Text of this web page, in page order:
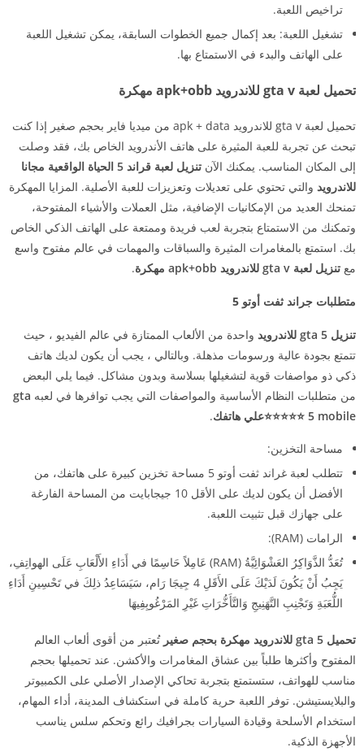
تراخيص اللعبة.
تشغيل اللعبة: بعد إكمال جميع الخطوات السابقة، يمكن تشغيل اللعبة
على الهاتف والبدء في الاستمتاع بها.
تحميل لعبة gta v للاندرويد apk+obb مهكرة
تحميل لعبة gta v للاندرويد apk + data من ميديا فاير بحجم صغير إذا كنت
تبحث عن تجربة للعبة المثيرة على هاتف الأندرويد الخاص بك، فقد وصلت
إلى المكان المناسب. يمكنك الآن تنزيل لعبة قراند 5 الحياة الواقعية مجانا
للاندرويد والتي تحتوي على تعديلات وتعزيزات للعبة الأصلية. المزايا المهكرة
تمنحك العديد من الإمكانيات الإضافية، مثل العملات والأشياء المفتوحة،
وتمكنك من الاستمتاع بتجربة لعب فريدة وممتعة على الهاتف الذكي الخاص
بك. استمتع بالمغامرات المثيرة والسباقات والمهمات في عالم مفتوح واسع
مع تنزيل لعبة gta v للاندرويد apk+obb مهكرة .
متطلبات جراند ثفت أوتو 5
تنزيل gta 5 للاندرويد
واحدة من الألعاب الممتازة في عالم الفيديو ، حيث
تتمتع بجودة عالية ورسومات مذهلة. وبالتالي ، يجب أن يكون لديك هاتف
ذكي ذو مواصفات قوية لتشغيلها بسلاسة وبدون مشاكل. فيما يلي البعض
من متطلبات النظام الأساسية والمواصفات التي يجب توافرها في لعبه gta
5 mobile ⭐⭐⭐⭐⭐علي هاتفك
.
مساحة التخزين:
تتطلب لعبة غراند ثفت أوتو 5 مساحة تخزين كبيرة على هاتفك، من
الأفضل أن يكون لديك على الأقل 10 جيجابايت من المساحة الفارغة
على جهازك قبل تثبيت اللعبة.
الرامات (RAM):
تُعَدُّ الذَّوَاكِرُ العَشْوَائِيَّةُ (RAM) عَامِلاً حَاسِمًا في أَدَاءِ الأَلْعَابِ عَلَى الهواتِفِ،
يَجِبُ أَنْ يَكُونَ لَدَيْكَ عَلَى الأَقَلِ 4 جِيجَا رَام، سَيَسَاعِدُ ذلِكَ في تَحْسِينِ أَدَاءِ
اللُّعَبَةِ وَتَجْنِبِ التَّهَنِيجِ وَالتَّأَخُّرَاتِ غَيْرِ المَرْغُوبِفِيهَا
تحميل gta 5 للاندرويد مهكرة بحجم صغير
تُعتبر من أقوى ألعاب العالم
المفتوح وأكثرها طلباً بين عشاق المغامرات والأكشن. عند تحميلها بحجم
مناسب للهواتف، ستستمتع بتجربة تحاكي الإصدار الأصلي على الكمبيوتر
والبلايستيشن. توفر اللعبة حرية كاملة في استكشاف المدينة، أداء المهام،
استخدام الأسلحة وقيادة السيارات بجرافيك رائع وتحكم سلس يناسب
الأجهزة الذكية.